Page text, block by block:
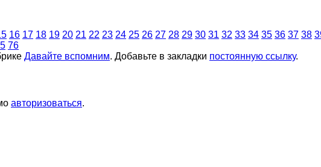
16 17 18 19 20 21 22 23 24 25 26 27 28 29 30 31 32 33 34 35 36 37 38
76
Давайте вспомним. Добавьте в закладки постоянную ссылку.
авторизоваться.